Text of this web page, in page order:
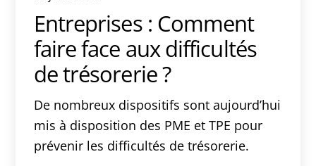
Entreprises : Comment
faire face aux difficultés
de trésorerie ?
De nombreux dispositifs sont aujourd’hui
mis à disposition des PME et TPE pour
prévenir les difficultés de trésorerie.